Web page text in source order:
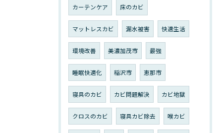
カーテンケア 床のカビ
マットレスカビ 漏水被害 快適生活
環境改善 美濃加茂市 最強
睡眠快適化 稲沢市 恵那市
寝具のカビ カビ問題解決 カビ地獄
クロスのカビ 寝具カビ除去 喉カビ